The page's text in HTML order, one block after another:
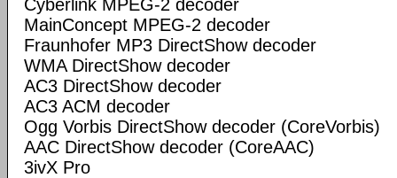
Cyberlink MPEG-2 decoder
MainConcept MPEG-2 decoder
Fraunhofer MP3 DirectShow decoder
WMA DirectShow decoder
AC3 DirectShow decoder
AC3 ACM decoder
Ogg Vorbis DirectShow decoder (CoreVorbis)
AAC DirectShow decoder (CoreAAC)
3ivX Pro